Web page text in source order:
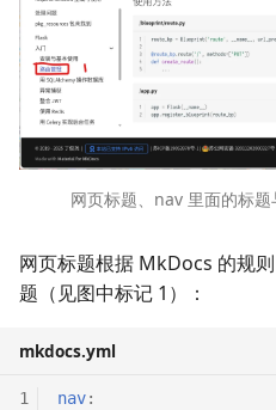
Pandas
Selenium
PyCharm
其他第三方包
Markdown
网页标题、nav 里面的标
网页标题根据 MkDocs 的规
题（见图中标记 1）：
mkdocs.yml
1
nav: